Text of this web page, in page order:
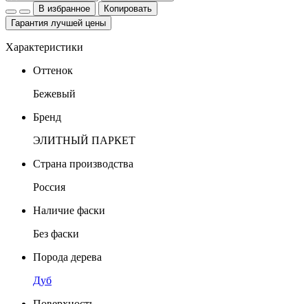
В избранное
Копировать
Гарантия лучшей цены
Характеристики
Оттенок
Бежевый
Бренд
ЭЛИТНЫЙ ПАРКЕТ
Страна производства
Россия
Наличие фаски
Без фаски
Порода дерева
Дуб